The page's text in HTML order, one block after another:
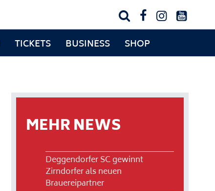
   
TICKETS BUSINESS SHOP
MEHR NEWS
Deggendorfer SC gewinnt
Zirndorfer als neuen
Brauereipartner